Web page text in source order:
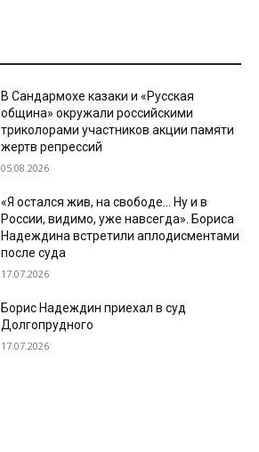
В Сандармохе казаки и «Русская
община» окружали российскими
триколорами участников акции памяти
жертв репрессий
05.08.2026
«Я остался жив, на свободе… Ну и в
России, видимо, уже навсегда». Бориса
Надеждина встретили аплодисментами
после суда
17.07.2026
Борис Надеждин приехал в суд
Долгопрудного
17.07.2026